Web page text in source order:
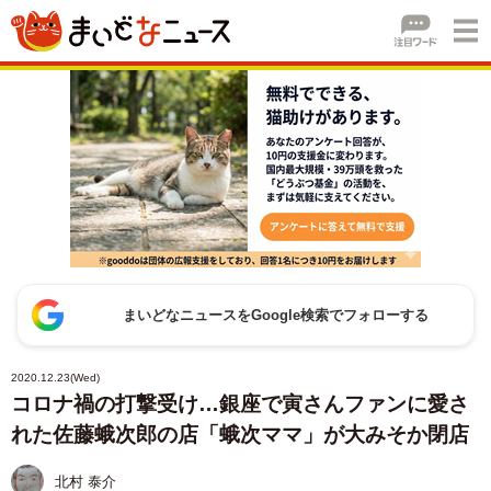
まいどなニュースをGoogle検索でフォローする
2020.12.23(Wed)
コロナ禍の打撃受け…銀座で寅さんファンに愛さ
れた佐藤蛾次郎の店「蛾次ママ」が大みそか閉店
北村 泰介